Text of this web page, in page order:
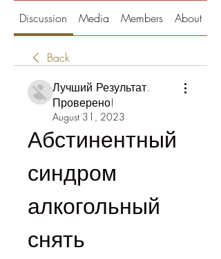
Discussion Media Members About
Back
Лучший Результат.
Проверено!
August 31, 2023
Абстинентный
синдром
алкогольный
снять